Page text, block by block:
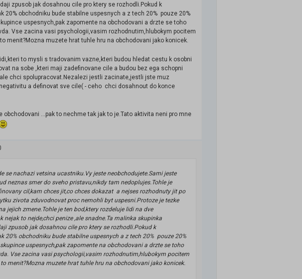
zpusob jak dosahnou cile pro ktery se rozhodli.Pokud k
obchodniku bude stabilne uspesnych a z tech 20% pouze 20%
uspesnych,pak zapomente na obchodovani a drzte se toho
Vse zacina vasi psychologii,vasim rozhodnutim,hlubokym pocitem
menit?Mozna muzete hrat tuhle hru na obchodovani jako konicek.
to mysli s tradovanim vazne,kteri budou hledat cestu k osobni
na sobe ,kteri maji zadefinovane cile a budou bez ega schopni
chci spolupracovat.Nezalezi jestli zacinate,jestli jste muz
a definovat sve cile( - ceho chci dosahnout do konce
...pak to nechme tak jak to je.Tato aktivita neni pro mne
nachazi vetsina ucastniku.Vy jeste neobchodujete.Sami jeste
neznas smer do sveho pristavu,nikdy tam nedoplujes.Tohle je
cil,kam chces jit,co chces dokazat a nejses rozhodnuty jit po
zivota zduvodnovat proc nemohli byt uspesni.Protoze je tezke
jejich zmene.Tohle je ten bod,ktery rozdeluje lidi na dve
to nejde,chci penize ,ale snadne.Ta malinka skupinka
zpusob jak dosahnou cile pro ktery se rozhodli.Pokud k
obchodniku bude stabilne uspesnych a z tech 20% pouze 20%
uspesnych,pak zapomente na obchodovani a drzte se toho
Vse zacina vasi psychologii,vasim rozhodnutim,hlubokym pocitem
menit?Mozna muzete hrat tuhle hru na obchodovani jako konicek.